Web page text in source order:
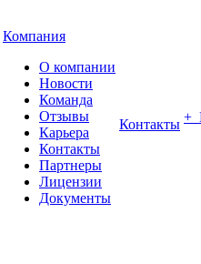
Компания
О компании
Новости
Команда
Отзывы
Карьера
Контакты
Партнеры
Лицензии
Документы
Контакты +